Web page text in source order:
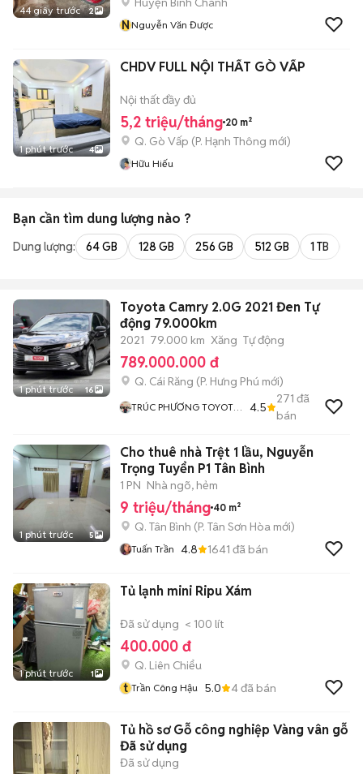
44 giây trước 2
NNguyễn Văn Được
1 phút trước 4
CHDV FULL NỘI THẤT GÒ VẤP
Nội thất đầy đủ
5,2 triệu/tháng 20 m²
Q. Gò Vấp (P. Hạnh Thông mới)
Hữu Hiếu
Bạn cần tìm dung lượng nào ?
Dung lượng: 64 GB 128 GB 256 GB 512 GB 1 TB
1 phút trước 16
Toyota Camry 2.0G 2021 Đen Tự
động 79.000km
2021 79.000 km Xăng Tự động
789.000.000 đ
Q. Cái Răng (P. Hưng Phú mới)
TRÚC PHƯƠNG TOYOTA
4.5
271 đã
bán
1 phút trước 5
Cho thuê nhà Trệt 1 lầu, Nguyễn
Trọng Tuyển P1 Tân Bình
1 PN Nhà ngõ, hẻm
9 triệu/tháng 40 m²
Q. Tân Bình (P. Tân Sơn Hòa mới)
Tuấn Trần 4.8 1641 đã bán
1 phút trước 1
Tủ lạnh mini Ripu Xám
Đã sử dụng < 100 lít
400.000 đ
Q. Liên Chiểu
t Trần Công Hậu 5.0 4đã bán
Tủ hồ sơ Gỗ công nghiệp Vàng vân gỗ
Đã sử dụng
Đã sử dụng